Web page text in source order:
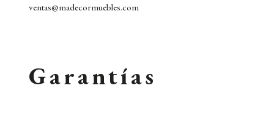
ventas@madecormuebles.com
Garantías